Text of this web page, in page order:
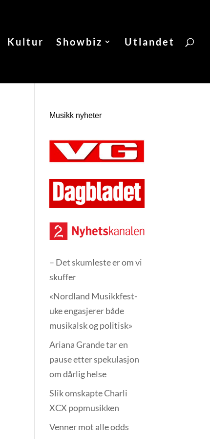
Kultur Showbiz Utlandet
Musikk nyheter
– Det skumleste er om vi
skuffer
«Nordland Musikkfest­
uke engasjerer både
musikalsk og politisk»
Ariana Grande tar en
pause etter spekulasjon
om dårlig helse
Slik omskapte Charli
XCX popmusikken
Venner mot alle odds